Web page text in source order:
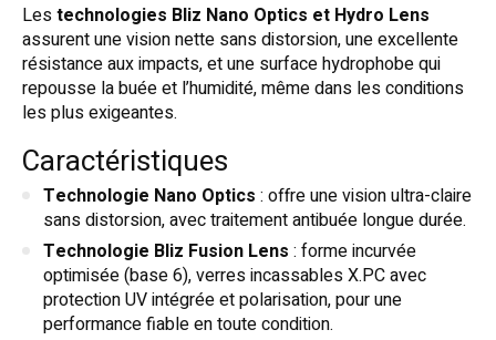
Lestechnologies Bliz Nano Optics et Hydro Lens
assurent une vision nette sans distorsion, une excellente
résistance aux impacts, et une surface hydrophobe qui
repousse la buée et l’humidité, même dans les conditions
les plus exigeantes.
Caractéristiques
Technologie Nano Optics : offre une vision ultra-claire
sans distorsion, avec traitement antibuée longue durée.
Technologie Bliz Fusion Lens : forme incurvée
optimisée (base 6), verres incassables X.PC avec
protection UV intégrée et polarisation, pour une
performance fiable en toute condition.